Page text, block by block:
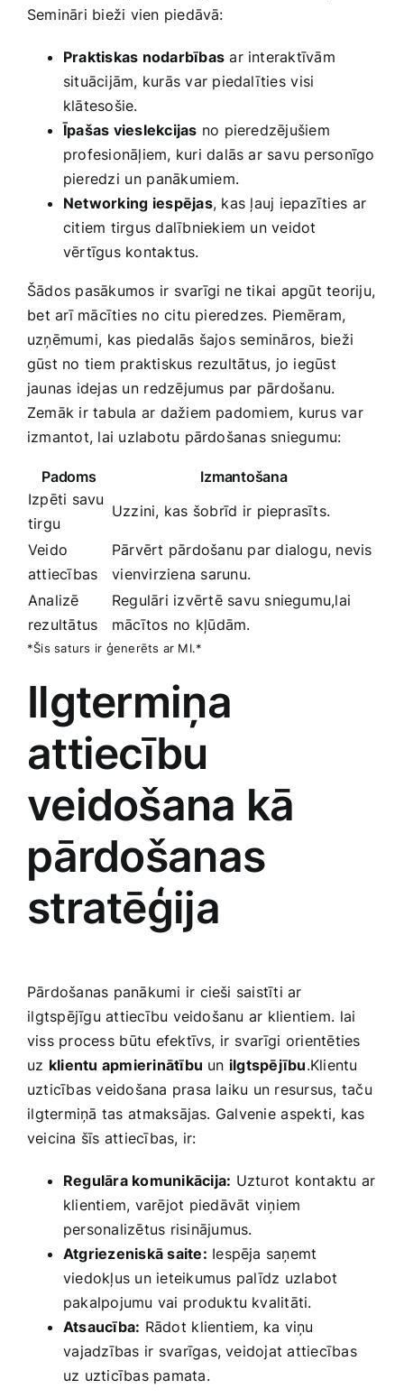
Semināri bieži vien piedāvā:
Praktiskas nodarbības ar interaktīvām
situācijām, kurās ‌var piedalīties ⁢visi
klātesošie.
Īpašas vieslekcijas no pieredzējušiem
profesionāļiem, kuri dalās ar savu personīgo‌
pieredzi ⁢un ⁣panākumiem.
Networking ⁤iespējas, kas ⁢ļauj iepazīties ⁤ar
citiem tirgus dalībniekiem un veidot‌
vērtīgus kontaktus.
Šādos pasākumos​ ir svarīgi ne tikai apgūt teoriju,
⁢bet arī mācīties‍ no citu pieredzes. Piemēram,
uzņēmumi,⁢ kas‍ piedalās šajos semināros, bieži
gūst no tiem praktiskus rezultātus, jo iegūst
jaunas idejas un ⁤redzējumus par pārdošanu. ​
Zemāk ir tabula ar ‌dažiem ‍padomiem, kurus var
izmantot,‌ lai uzlabotu pārdošanas sniegumu:
Padoms
Izmantošana
Izpēti‌ savu
tirgu
Uzzini, kas šobrīd ir⁣ pieprasīts.
Veido
attiecības
Pārvērt pārdošanu par dialogu,‌ nevis
⁤vienvirziena‌ sarunu.
Analizē ​
rezultātus
Regulāri izvērtē savu ‌sniegumu,lai
mācītos ⁣no kļūdām.
*Šis saturs ir ģenerēts ar MI.*
Ilgtermiņa⁤
attiecību
veidošana kā
⁤pārdošanas
stratēģija
Pārdošanas panākumi ir cieši saistīti ar
⁣ilgtspējīgu attiecību veidošanu ar klientiem. ⁢lai
viss process ⁤būtu efektīvs, ir svarīgi⁤ orientēties
⁢uz klientu apmierinātību un ilgtspējību.Klientu
uzticības veidošana prasa laiku un resursus, taču
⁢ilgtermiņā tas ⁤atmaksājas. Galvenie ⁤aspekti, kas
veicina ​šīs attiecības, ir:
Regulāra komunikācija: ⁣Uzturot kontaktu ⁣ar
klientiem, varējot piedāvāt⁣ viņiem
personalizētus risinājumus.
Atgriezeniskā saite: Iespēja saņemt
viedokļus un ieteikumus ⁤palīdz uzlabot
pakalpojumu vai ⁢produktu kvalitāti.
Atsaucība: Rādot ⁤klientiem, ka viņu
⁢vajadzības ir⁣ svarīgas, veidojat attiecības
uz uzticības ​pamata.